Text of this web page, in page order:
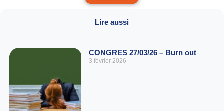
Lire aussi
CONGRES 27/03/26 – Burn out
3 février 2026